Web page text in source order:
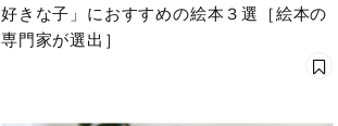
好きな子」におすすめの絵本３選［絵本の
専門家が選出］